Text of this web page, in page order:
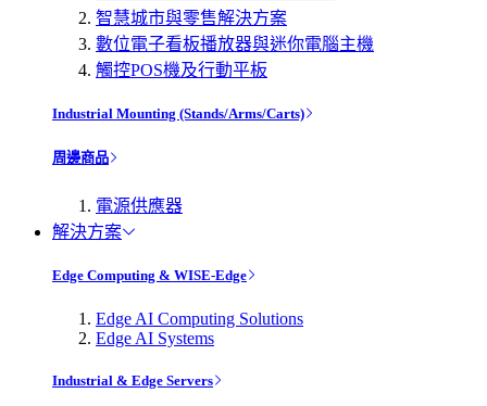
智慧城市與零售解決方案
數位電子看板播放器與迷你電腦主機
觸控POS機及行動平板
Industrial Mounting (Stands/Arms/Carts)
周邊商品
電源供應器
解決方案
Edge Computing & WISE-Edge
Edge AI Computing Solutions
Edge AI Systems
Industrial & Edge Servers